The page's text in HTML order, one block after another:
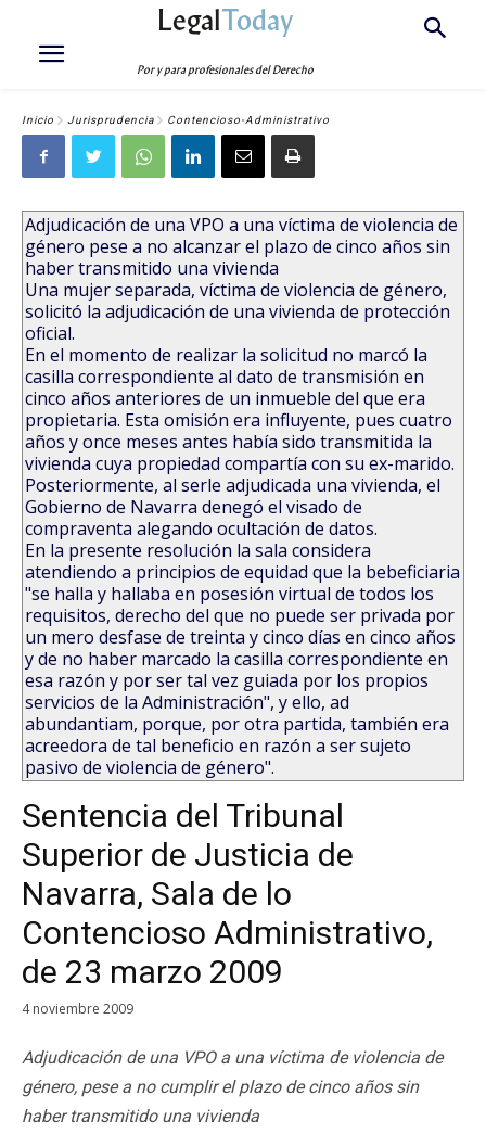
LegalToday
Por y para profesionales del Derecho
Inicio Jurisprudencia Contencioso-Administrativo
Adjudicación de una VPO a una víctima de violencia de
género pese a no alcanzar el plazo de cinco años sin
haber transmitido una vivienda
Una mujer separada, víctima de violencia de género,
solicitó la adjudicación de una vivienda de protección
oficial.
En el momento de realizar la solicitud no marcó la
casilla correspondiente al dato de transmisión en
cinco años anteriores de un inmueble del que era
propietaria. Esta omisión era influyente, pues cuatro
años y once meses antes había sido transmitida la
vivienda cuya propiedad compartía con su ex-marido.
Posteriormente, al serle adjudicada una vivienda, el
Gobierno de Navarra denegó el visado de
compraventa alegando ocultación de datos.
En la presente resolución la sala considera
atendiendo a principios de equidad que la bebeficiaria
"se halla y hallaba en posesión virtual de todos los
requisitos, derecho del que no puede ser privada por
un mero desfase de treinta y cinco días en cinco años
y de no haber marcado la casilla correspondiente en
esa razón y por ser tal vez guiada por los propios
servicios de la Administración", y ello, ad
abundantiam, porque, por otra partida, también era
acreedora de tal beneficio en razón a ser sujeto
pasivo de violencia de género".
Sentencia del Tribunal
Superior de Justicia de
Navarra, Sala de lo
Contencioso Administrativo,
de 23 marzo 2009
4 noviembre 2009
Adjudicación de una VPO a una víctima de violencia de
género, pese a no cumplir el plazo de cinco años sin
haber transmitido una vivienda